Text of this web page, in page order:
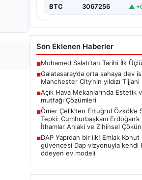
BTC 3067256 ▲
Son Eklenen Haberler
■Mohamed Salah’tan Tarihi İlk Üçlü
■Galatasaray’da orta sahaya dev
Manchester City’nin yıldızı
■Açık Hava Mekanlarında Estetik
mutfağı Çözümleri
■Ömer Çelik’ten Ertuğrul Özkök’e
Tepki: Cumhurbaşkanı Erdoğan’a
İthamlar Ahlaki ve Zihinsel
■DAP Yapı’dan bir ilk! Emlak Konut
güvencesi Dap vizyonuyla kendi
ödeyen ev modeli